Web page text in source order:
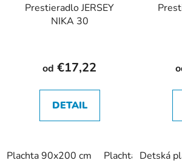
Prestieradlo JERSEY
NIKA 30
od €17,22
DETAIL
Plachta 90x200 cm Plachta 140x200
Detská